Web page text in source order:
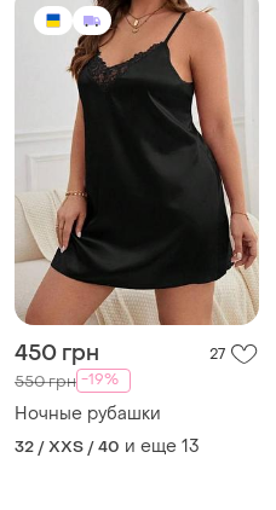
450 грн 27
550 грн -19%
Ночные рубашки
32 / XXS / 40 и еще 13